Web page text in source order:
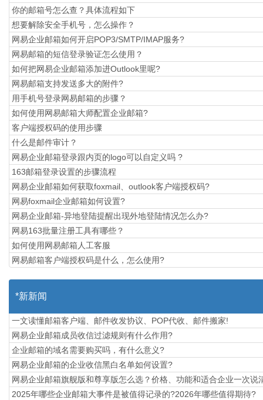
你的邮箱号怎么查？具体流程如下
想要解除安全手机号，怎么操作？
网易企业邮箱如何开启POP3/SMTP/IMAP服务?
网易邮箱的短信登录验证怎么使用？
如何把网易企业邮箱添加进Outlook里呢?
网易邮箱支持发送多大的附件?
用手机号登录网易邮箱的步骤？
如何使用网易邮箱大师配置企业邮箱?
​客户端授权码的使用步骤
什么是邮件审计？
网易企业邮箱登录跟内页的logo可以自定义吗 ?
163邮箱登录设置的步骤流程
网易企业邮箱如何获取foxmail、outlook客户端授权码?
网易foxmail企业邮箱如何设置?
网易企业邮箱-异地登陆提醒出现外地登陆情况怎么办?
网易163批量注册工具有哪些？
如何使用网易邮箱人工客服
网易邮箱客户端授权码是什么，怎么使用?
*新新闻
一文读懂邮箱客户端、邮件收发协议、POP代收、邮件搬家!
网易企业邮箱成员收信过滤规则有什么作用?
企业邮箱的域名需要购买吗，有什么意义?
网易企业邮箱的企业收信黑白名单如何设置?
网易企业邮箱旗舰版和尊享版怎么选？价格、功能和适合企业一次说
2025年哪些企业邮箱大事件是被值得记录的?2026年哪些值得期待?